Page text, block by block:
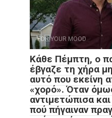
FOR YOUR MOOD
Κάθε Πέμπτη, ο
έβγαζε τη χήρα
αυτό που εκείνη
«χορό». Όταν
αντιμετώπισα
πού πήγαιναν